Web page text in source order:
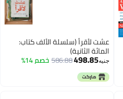
عشت لأقرأ (سلسلة الألف كتاب:
المائة الثانية)
جنيه498.85
586.88خصم 14%